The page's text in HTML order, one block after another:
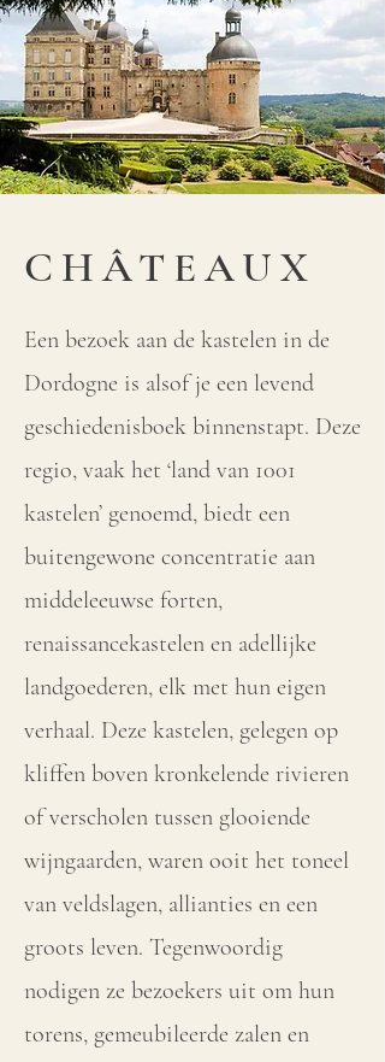
CHÂTEAUX
Een bezoek aan de kastelen in de
Dordogne is alsof je een levend
geschiedenisboek binnenstapt. Deze
regio, vaak het ‘land van 1001
kastelen’ genoemd, biedt een
buitengewone concentratie aan
middeleeuwse forten,
renaissancekastelen en adellijke
landgoederen, elk met hun eigen
verhaal. Deze kastelen, gelegen op
kliffen boven kronkelende rivieren
of verscholen tussen glooiende
wijngaarden, waren ooit het toneel
van veldslagen, allianties en een
groots leven. Tegenwoordig
nodigen ze bezoekers uit om hun
torens, gemeubileerde zalen en